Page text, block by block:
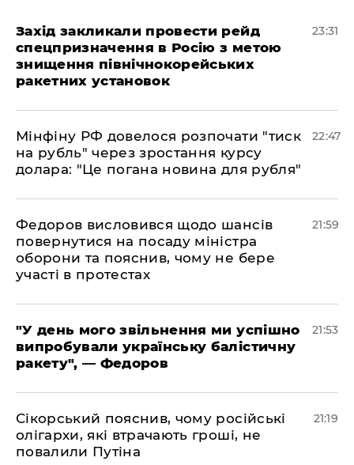
​Захід закликали провести рейд
спецпризначення в Росію з метою
знищення північнокорейських
ракетних установок
23:31
​Мінфіну РФ довелося розпочати "тиск
на рубль" через зростання курсу
долара: "Це погана новина для рубля"
22:47
​Федоров висловився щодо шансів
повернутися на посаду міністра
оборони та пояснив, чому не бере
участі в протестах
21:59
​"У день мого звільнення ми успішно
випробували українську балістичну
ракету", — Федоров
21:53
​Сікорський пояснив, чому російські
олігархи, які втрачають гроші, не
повалили Путіна
21:19